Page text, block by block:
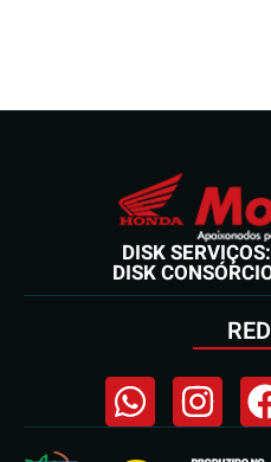
DISK SERVIÇOS:
DISK